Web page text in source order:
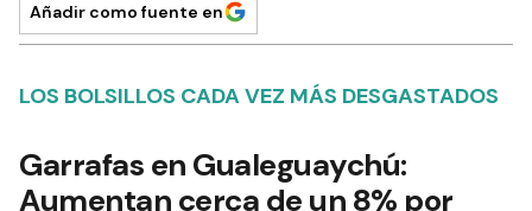
Añadir como fuente en
LOS BOLSILLOS CADA VEZ MÁS DESGASTADOS
Garrafas en Gualeguaychú:
Aumentan cerca de un 8% por